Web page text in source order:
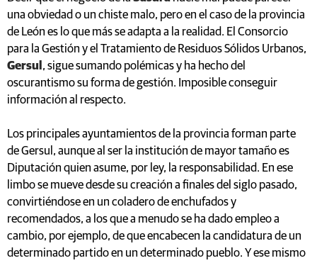
una obviedad o un chiste malo, pero en el caso de la provincia
de León es lo que más se adapta a la realidad. El Consorcio
para la Gestión y el Tratamiento de Residuos Sólidos Urbanos,
Gersul , sigue sumando polémicas y ha hecho del
oscurantismo su forma de gestión. Imposible conseguir
información al respecto.
Los principales ayuntamientos de la provincia forman parte
de Gersul, aunque al ser la institución de mayor tamaño es
Diputación quien asume, por ley, la responsabilidad. En ese
limbo se mueve desde su creación a finales del siglo pasado,
convirtiéndose en un coladero de enchufados y
recomendados, a los que a menudo se ha dado empleo a
cambio, por ejemplo, de que encabecen la candidatura de un
determinado partido en un determinado pueblo. Y ese mismo